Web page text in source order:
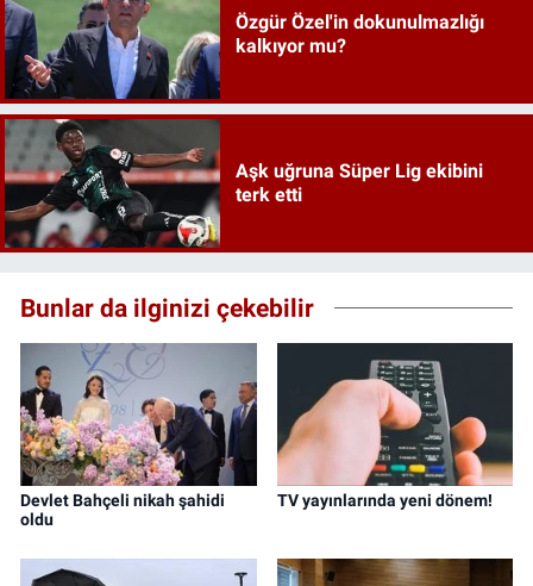
Özgür Özel'in dokunulmazlığı
kalkıyor mu?
Aşk uğruna Süper Lig ekibini
terk etti
Bunlar da ilginizi çekebilir
Devlet Bahçeli nikah şahidi
oldu
TV yayınlarında yeni dönem!